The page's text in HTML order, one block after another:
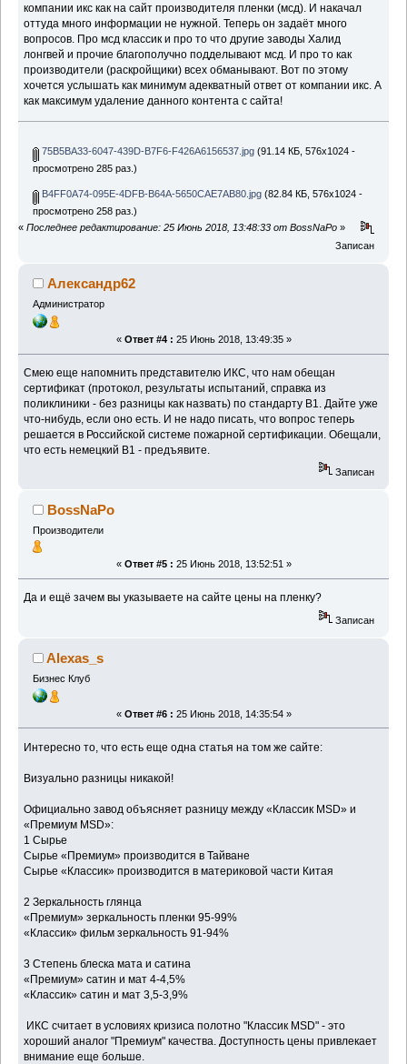
компании икс как на сайт производителя пленки (мсд). И накачал
оттуда много информации не нужной. Теперь он задаёт много
вопросов. Про мсд классик и про то что другие заводы Халид
лонгвей и прочие благополучно подделывают мсд. И про то как
производители (раскройщики) всех обманывают. Вот по этому
хочется услышать как минимум адекватный ответ от компании икс. А
как максимум удаление данного контента с сайта!
75B5BA33-6047-439D-B7F6-F426A6156537.jpg(91.14 КБ, 576x1024 -
просмотрено 285 раз.)
B4FF0A74-095E-4DFB-B64A-5650CAE7AB80.jpg(82.84 КБ, 576x1024 -
просмотрено 258 раз.)
« Последнее редактирование: 25 Июнь 2018, 13:48:33 от BossNaPo »
Записан
Александр62
Администратор
« Ответ #4 : 25 Июнь 2018, 13:49:35 »
Смею еще напомнить представителю ИКС, что нам обещан
сертификат (протокол, результаты испытаний, справка из
поликлиники - без разницы как назвать) по стандарту В1. Дайте уже
что-нибудь, если оно есть. И не надо писать, что вопрос теперь
решается в Российской системе пожарной сертификации. Обещали,
что есть немецкий В1 - предъявите.
Записан
BossNaPo
Производители
« Ответ #5 : 25 Июнь 2018, 13:52:51 »
Да и ещё зачем вы указываете на сайте цены на пленку?
Записан
Alexas_s
Бизнес Клуб
« Ответ #6 : 25 Июнь 2018, 14:35:54 »
Интересно то, что есть еще одна статья на том же сайте:
Визуально разницы никакой!
Официально завод объясняет разницу между «Классик MSD» и
«Премиум MSD»:
1 Сырье
Сырье «Премиум» производится в Тайване
Сырье «Классик» производится в материковой части Китая
2 Зеркальность глянца
«Премиум» зеркальность пленки 95-99%
«Классик» фильм зеркальность 91-94%
3 Степень блеска мата и сатина
«Премиум» сатин и мат 4-4,5%
«Классик» сатин и мат 3,5-3,9%
ИКС считает в условиях кризиса полотно "Классик MSD" - это
хороший аналог "Премиум" качества. Доступность цены привлекает
внимание еще больше.